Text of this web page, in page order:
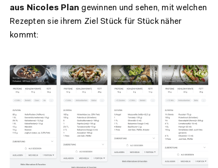
aus Nicoles Plan gewinnen und sehen, mit welchen
Rezepten sie ihrem Ziel Stück für Stück näher
kommt: